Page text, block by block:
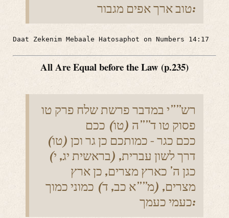
טוב ארך אפים מגבור:
Daat Zekenim Mebaale Hatosaphot on Numbers 14:17
All Are Equal before the Law (p.235)
רש””י במדבר פרשת שלח פרק טו
פסוק טו ד””ה (טו) ככם
(טו) ככם כגר – כמותכם כן גר וכן
דרך לשון עברית, (בראשית יג, י)
כגן ה’ כארץ מצרים, כן ארץ
מצרים, (מ””א כב, ד) כמוני כמוך
כעמי כעמך: